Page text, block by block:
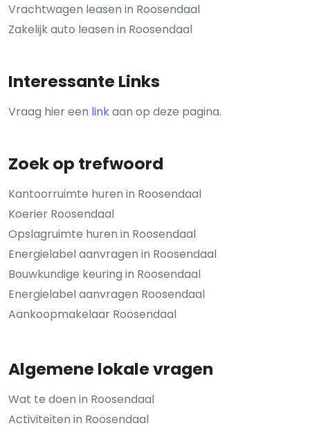
Vrachtwagen leasen in Roosendaal
Zakelijk auto leasen in Roosendaal
Interessante Links
Vraag hier een linkaan op deze pagina.
Zoek op trefwoord
Kantoorruimte huren in Roosendaal
Koerier Roosendaal
Opslagruimte huren in Roosendaal
Energielabel aanvragen in Roosendaal
Bouwkundige keuring in Roosendaal
Energielabel aanvragen Roosendaal
Aankoopmakelaar Roosendaal
Algemene lokale vragen
Wat te doen in Roosendaal
Activiteiten in Roosendaal